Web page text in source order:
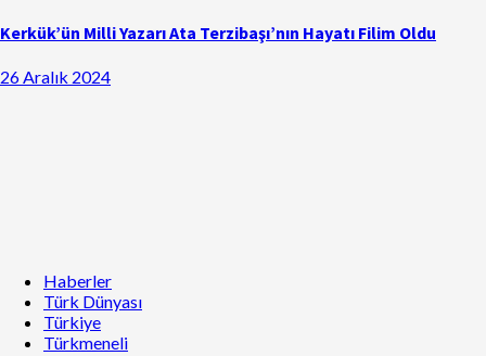
Kerkük’ün Milli Yazarı Ata Terzibaşı’nın Hayatı Filim Oldu
26 Aralık 2024
Haberler
Türk Dünyası
Türkiye
Türkmeneli